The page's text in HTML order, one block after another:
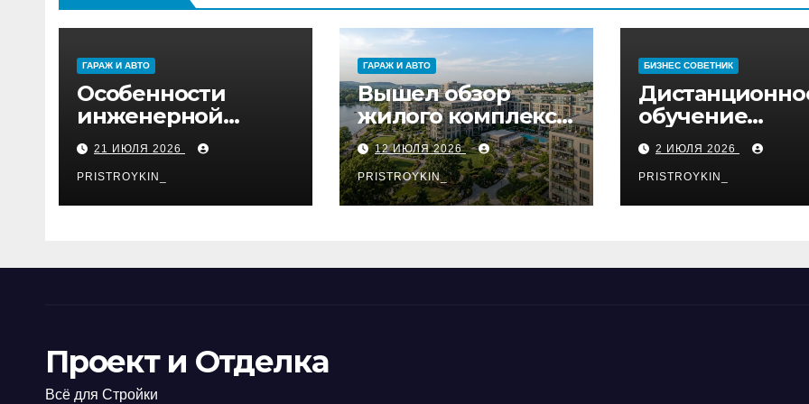
ГАРАЖ И АВТО
Особенности
инженерной
паркетной доски
для укладки
французской
ёлкой
21 ИЮЛЯ 2026
PRISTROYKIN_
ГАРАЖ И АВТО
Вышел обзор
жилого комплекса
на 574 квартиры
12 ИЮЛЯ 2026
PRISTROYKIN_
БИЗНЕС СОВЕТНИК
обучение
профессиям
2 ИЮЛЯ 2026
PRISTROYKIN_
Проект и Отделка
Всё для Стройки